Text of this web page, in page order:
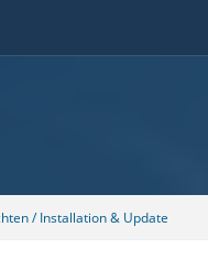
/ Installation & Update